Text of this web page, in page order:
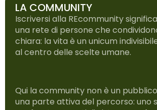
LA COMMUNITY
Iscriversi alla REcommunity
una rete di persone che
chiara: la vita è un unicum
al centro delle scelte umane.
Qui la community non è un
una parte attiva del percorso: uno